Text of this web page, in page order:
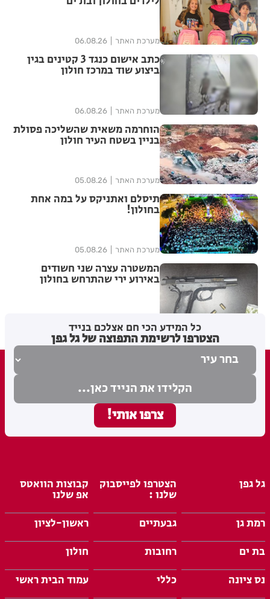
מערכת האתר 06.08.26
כתב אישום כנגד 3 קטינים בגין
ביצוע שוד במרכז חולון
מערכת האתר 06.08.26
הוחרמה משאית שהשליכה פסולת
בניין בשטח העיר חולון
מערכת האתר 05.08.26
תיסלם ואתניקס על במה אחת
בחולון!
מערכת האתר 05.08.26
המשטרה עצרה שני חשודים
באירוע ירי שהתרחש בחולון
כל המידע הכי חם אצלכם בנייד
הצטרפו לרשימת התפוצה של גל גפן
גל גפן הצטרפו לפייסבוק
שלנו :
קבוצות הוואטס
אפ שלנו
רמת גן
גבעתיים
ראשון-לציון
בת ים
רחובות
חולון
נס ציונה
כללי עמוד הבית ראשי